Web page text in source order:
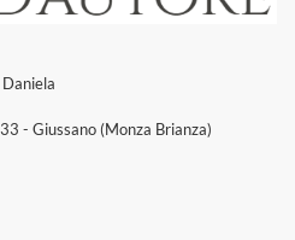
- Giussano (Monza Brianza)